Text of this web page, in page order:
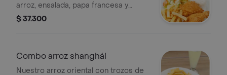
arroz, ensalada, papa francesa y
bebida a elección.
$ 37.300
Combo arroz shanghái
Nuestro arroz oriental con trozos de